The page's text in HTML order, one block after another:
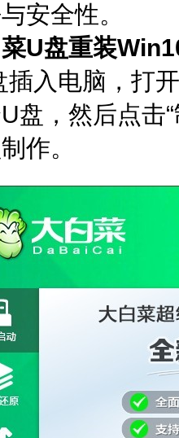
安全性。
U盘重装
插入电脑，打
盘，然后点击
作。